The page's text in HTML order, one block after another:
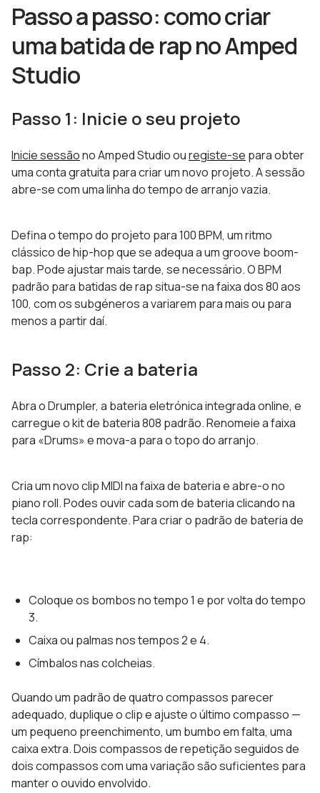
Passo a passo: como criar
uma batida de rap no Amped
Studio
Passo 1: Inicie o seu projeto
Inicie sessãono Amped Studio ouregiste-se para obter
uma conta gratuita para criar um novo projeto. A sessão
abre-se com uma linha do tempo de arranjo vazia.
Defina o tempo do projeto para 100 BPM, um ritmo
clássico de hip-hop que se adequa a um groove boom-
bap. Pode ajustar mais tarde, se necessário. O BPM
padrão para batidas de rap situa-se na faixa dos 80 aos
100, com os subgéneros a variarem para mais ou para
menos a partir daí.
Passo 2: Crie a bateria
Abra o Drumpler, a bateria eletrónica integrada online, e
carregue o kit de bateria 808 padrão. Renomeie a faixa
para «Drums» e mova-a para o topo do arranjo.
Cria um novo clip MIDI na faixa de bateria e abre-o no
piano roll. Podes ouvir cada som de bateria clicando na
tecla correspondente. Para criar o padrão de bateria de
rap:
Coloque os bombos no tempo 1 e por volta do tempo
3.
Caixa ou palmas nos tempos 2 e 4.
Címbalos nas colcheias.
Quando um padrão de quatro compassos parecer
adequado, duplique o clip e ajuste o último compasso —
um pequeno preenchimento, um bumbo em falta, uma
caixa extra. Dois compassos de repetição seguidos de
dois compassos com uma variação são suficientes para
manter o ouvido envolvido.